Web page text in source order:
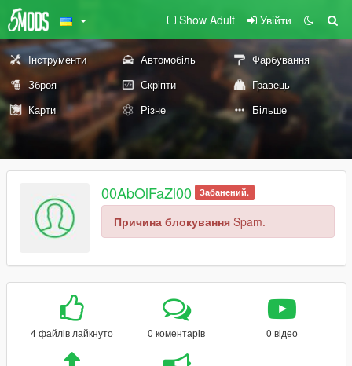
Show Adult Увійти
Інструменти Автомобіль
Фарбування
Зброя
Скріпти
Гравець
Карти
Різне Більше
00AbOlFaZl00 Забанений.
Причина блокування Spam.
4 файлів лайкнуто 0 коментарів 0 відео